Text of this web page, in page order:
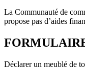
La Communauté de
propose pas d’aides
Déclarer un meublé de